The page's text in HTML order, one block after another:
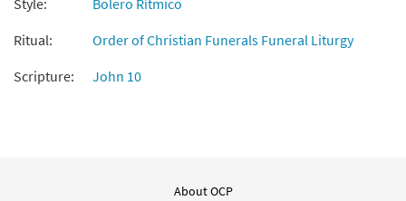
Add to cart
Jesus, el Buen Pastor [Choral -
Downloadable]
Style:
Bolero Rítmico
Ritual:
Order of Christian Funerals Funeral Liturgy
Scripture:
John 10
About OCP